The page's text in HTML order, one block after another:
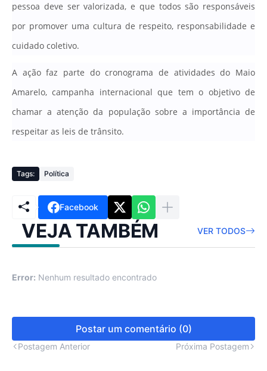
pessoa deve ser valorizada, e que todos são responsáveis
por promover uma cultura de respeito, responsabilidade e
cuidado coletivo.
A ação faz parte do cronograma de atividades do Maio
Amarelo, campanha internacional que tem o objetivo de
chamar a atenção da população sobre a importância de
respeitar as leis de trânsito.
Tags: Política
Facebook
VEJA TAMBÉM VER TODOS
Error: Nenhum resultado encontrado
Postar um comentário (0)
Postagem Anterior Próxima Postagem